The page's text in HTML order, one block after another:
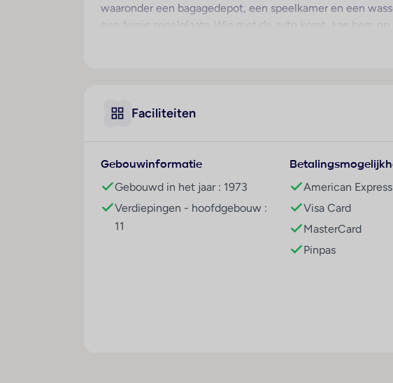
waaronder een bagagedepot, een speelkamer en een
een fraaie speelplaats. Wie met de auto komt, kan hem
flatscreen-tv met kabelzenders en Wi-Fi (kosteloos)
Sport/entertainment
Een sport- en recreatieprogramma biedt vele leuke
openluchtzwembad een paar baantjes trekken, komen de
ter ontspanning. De fitnessstudio biedt gelegenheid om
aan leuke entertainmentprogramma´s deel te nemen.
Er is een grote keuze uit gastronomische voorzieningen
Faciliteiten
Gebouwinformatie
Gebouwd in het jaar : 1973
Verdiepingen - hoofdgebouw :
11
American Express
Visa Card
MasterCard
Pinpas